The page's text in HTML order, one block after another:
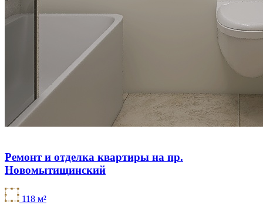
Ремонт и отделка квартиры на пр.
Новомытищинский
118 м²